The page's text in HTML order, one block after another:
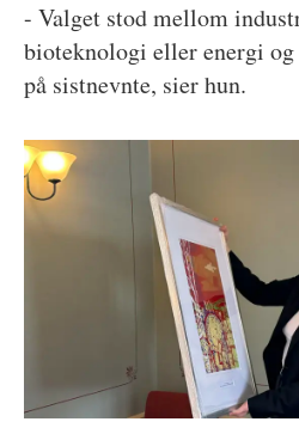
- Valget stod mellom
bioteknologi eller energi
på sistnevnte, sier hun.